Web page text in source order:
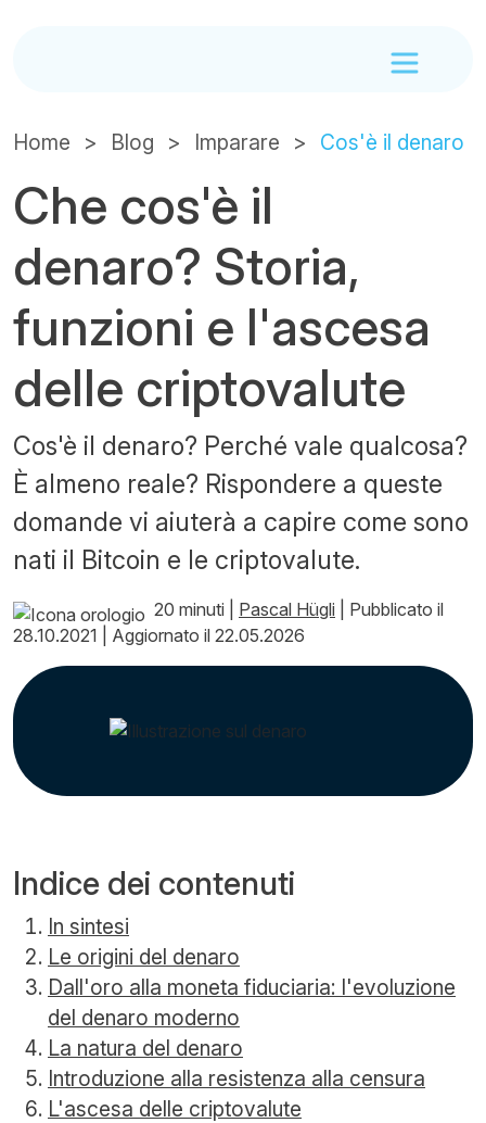
Home Blog Imparare Cos'è il denaro
Che cos'è il
denaro? Storia,
funzioni e l'ascesa
delle criptovalute
Cos'è il denaro? Perché vale qualcosa?
È almeno reale? Rispondere a queste
domande vi aiuterà a capire come sono
nati il Bitcoin e le criptovalute.
20 minuti Pascal Hügli
Pubblicato il
28.10.2021
Aggiornato il 22.05.2026
Indice dei contenuti
In sintesi
Le origini del denaro
Dall'oro alla moneta fiduciaria: l'evoluzione
del denaro moderno
La natura del denaro
Introduzione alla resistenza alla censura
L'ascesa delle criptovalute